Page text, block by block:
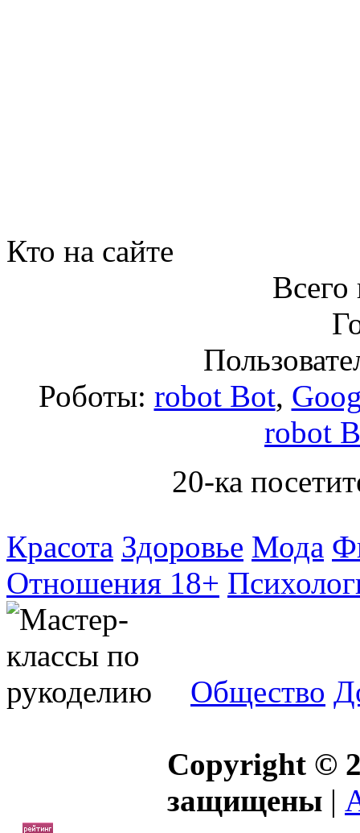
Кто на сайте
Всего
Роботы: robot Bot,
robot
20-ка
Красота Здоровье Мода
Отношения 18+
Общество
Copyright ©
защищены |